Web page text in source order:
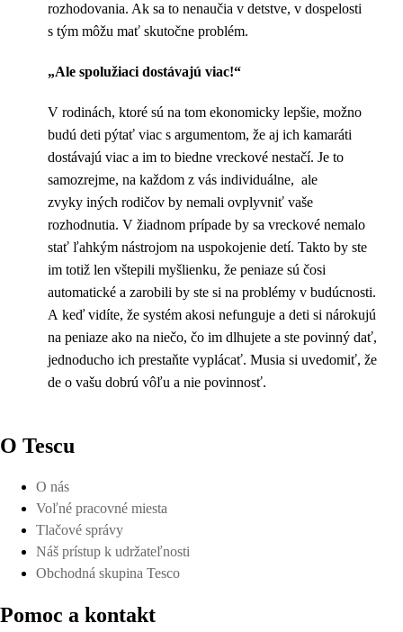
rozhodovania. Ak sa to nenaučia v detstve, v dospelosti
s tým môžu mať skutočne problém.
„Ale spolužiaci dostávajú viac!“
V rodinách, ktoré sú na tom ekonomicky lepšie, možno
budú deti pýtať viac s argumentom, že aj ich kamaráti
dostávajú viac a im to biedne vreckové nestačí. Je to
samozrejme, na každom z vás individuálne, ale
zvyky iných rodičov by nemali ovplyvniť vaše
rozhodnutia. V žiadnom prípade by sa vreckové nemalo
stať ľahkým nástrojom na uspokojenie detí. Takto by ste
im totiž len vštepili myšlienku, že peniaze sú čosi
automatické a zarobili by ste si na problémy v budúcnosti.
A keď vidíte, že systém akosi nefunguje a deti si nárokujú
na peniaze ako na niečo, čo im dlhujete a ste povinný dať,
jednoducho ich prestaňte vyplácať. Musia si uvedomiť, že
de o vašu dobrú vôľu a nie povinnosť.
O Tescu
O nás
Voľné pracovné miesta
Tlačové správy
Náš prístup k udržateľnosti
Obchodná skupina Tesco
Pomoc a kontakt